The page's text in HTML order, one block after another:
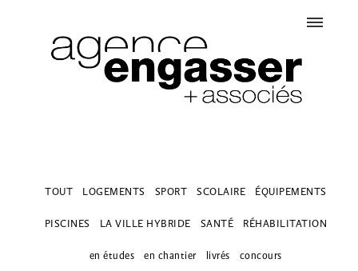
TOUT LOGEMENTS SPORT SCOLAIRE ÉQUIPEMENTS
PISCINES LA VILLE HYBRIDE SANTÉ RÉHABILITATION
en études en chantier livrés concours